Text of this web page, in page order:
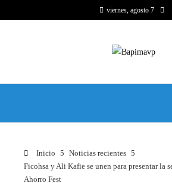
viernes, agosto 7
Inicio
Noticias recientes
Ficohsa y Ali Kafie se unen para presentar la
Ahorro Fest